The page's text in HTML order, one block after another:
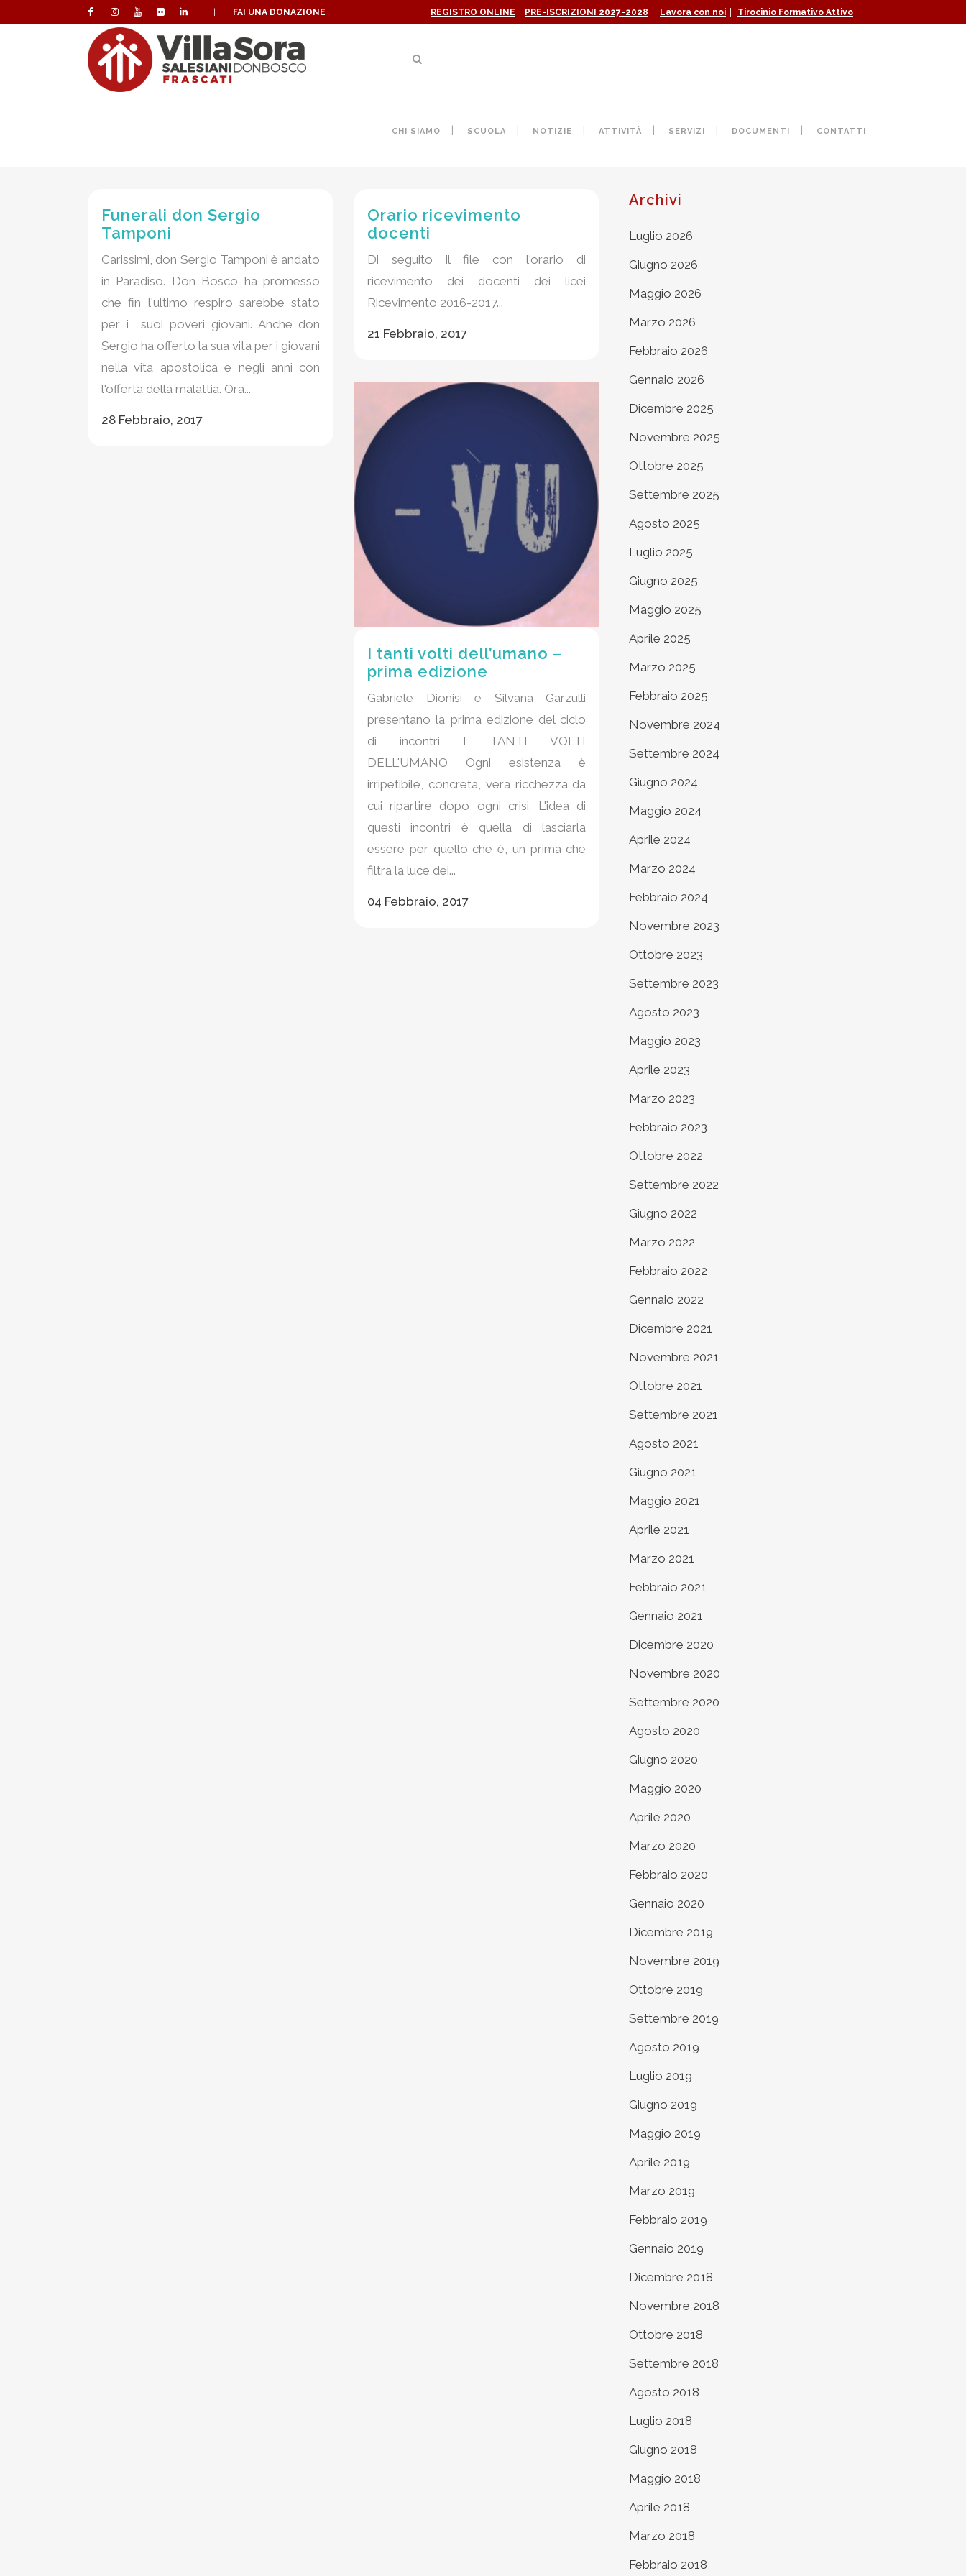
FAI UNA DONAZIONE REGISTRO ONLINE PRE-ISCRIZIONI 2027-2028 Lavora con noi Tirocinio Formativo Attivo
CHI SIAMO SCUOLA NOTIZIE ATTIVITÀ SERVIZI DOCUMENTI CONTATTI
FEBBRAIO 2017
Funerali don Sergio
Tamponi
Carissimi, don Sergio Tamponi è andato
in Paradiso. Don Bosco ha promesso
che fin l'ultimo respiro sarebbe stato
per i suoi poveri giovani. Anche don
Sergio ha offerto la sua vita per i giovani
nella vita apostolica e negli anni con
l'offerta della malattia. Ora...
28 Febbraio, 2017
Orario ricevimento
docenti
Di seguito il file con l'orario di
ricevimento dei docenti dei licei
Ricevimento 2016-2017...
21 Febbraio, 2017
I tanti volti dell’umano –
prima edizione
Gabriele Dionisi e Silvana Garzulli
presentano la prima edizione del ciclo
di incontri I TANTI VOLTI
DELL'UMANO Ogni esistenza è
irripetibile, concreta, vera ricchezza da
cui ripartire dopo ogni crisi. L'idea di
questi incontri è quella di lasciarla
essere per quello che è, un prima che
filtra la luce dei...
04 Febbraio, 2017
Archivi
Luglio 2026
Giugno 2026
Maggio 2026
Marzo 2026
Febbraio 2026
Gennaio 2026
Dicembre 2025
Novembre 2025
Ottobre 2025
Settembre 2025
Agosto 2025
Luglio 2025
Giugno 2025
Maggio 2025
Aprile 2025
Marzo 2025
Febbraio 2025
Novembre 2024
Settembre 2024
Giugno 2024
Maggio 2024
Aprile 2024
Marzo 2024
Febbraio 2024
Novembre 2023
Ottobre 2023
Settembre 2023
Agosto 2023
Maggio 2023
Aprile 2023
Marzo 2023
Febbraio 2023
Ottobre 2022
Settembre 2022
Giugno 2022
Marzo 2022
Febbraio 2022
Gennaio 2022
Dicembre 2021
Novembre 2021
Ottobre 2021
Settembre 2021
Agosto 2021
Giugno 2021
Maggio 2021
Aprile 2021
Marzo 2021
Febbraio 2021
Gennaio 2021
Dicembre 2020
Novembre 2020
Settembre 2020
Agosto 2020
Giugno 2020
Maggio 2020
Aprile 2020
Marzo 2020
Febbraio 2020
Gennaio 2020
Dicembre 2019
Novembre 2019
Ottobre 2019
Settembre 2019
Agosto 2019
Luglio 2019
Giugno 2019
Maggio 2019
Aprile 2019
Marzo 2019
Febbraio 2019
Gennaio 2019
Dicembre 2018
Novembre 2018
Ottobre 2018
Settembre 2018
Agosto 2018
Luglio 2018
Giugno 2018
Maggio 2018
Aprile 2018
Marzo 2018
Febbraio 2018